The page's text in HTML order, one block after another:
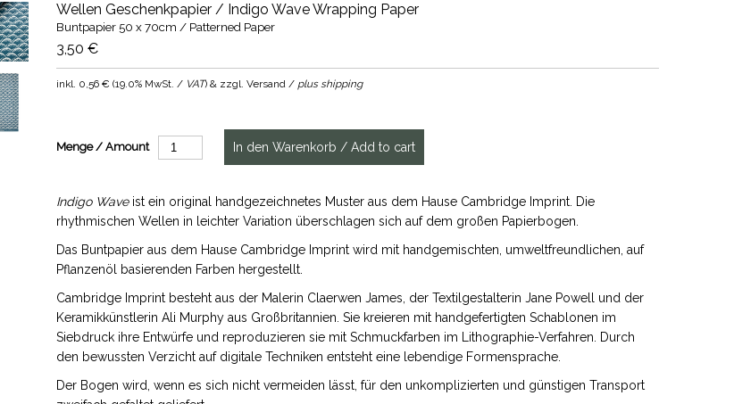
Wellen Geschenkpapier / Indigo Wave Wrapping Paper
Buntpapier 50 x 70cm / Patterned Paper
3,50 €
inkl. 0,56 € (19.0% MwSt. / VAT) & zzgl. Versand / plus shipping
Menge / Amount
Indigo Waveist ein original handgezeichnetes Muster aus dem Hause Cambridge Imprint. Die
rhythmischen Wellen in leichter Variation überschlagen sich auf dem großen Papierbogen.
Das Buntpapier aus dem Hause Cambridge Imprint wird mit handgemischten, umweltfreundlichen, auf
Pflanzenöl basierenden Farben hergestellt.
Cambridge Imprint besteht aus der Malerin Claerwen James, der Textilgestalterin Jane Powell und der
Keramikkünstlerin Ali Murphy aus Großbritannien. Sie kreieren mit handgefertigten Schablonen im
Siebdruck ihre Entwürfe und reproduzieren sie mit Schmuckfarben im Lithographie-Verfahren. Durch
den bewussten Verzicht auf digitale Techniken entsteht eine lebendige Formensprache.
Der Bogen wird, wenn es sich nicht vermeiden lässt, für den unkomplizierten und günstigen Transport